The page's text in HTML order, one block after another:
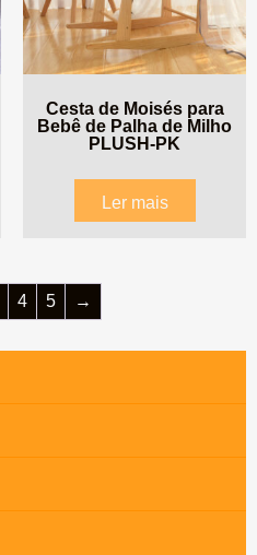
Cesta de Moisés para
Bebê de Palha de Milho
PLUSH-PK
Ler mais
4 5 →